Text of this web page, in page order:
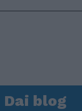
Dai blog